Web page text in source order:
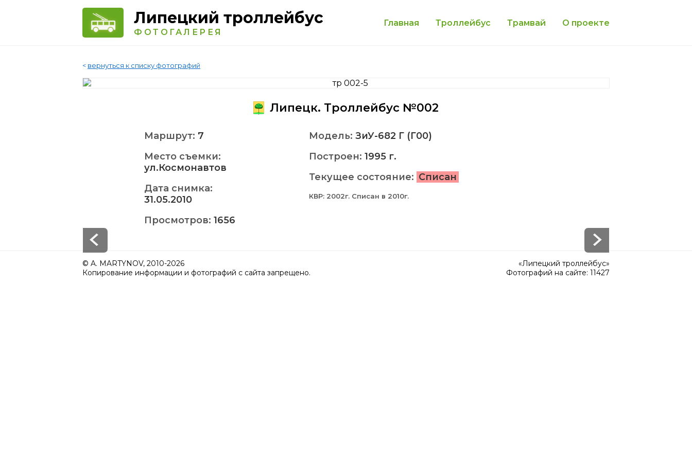
Липецкий троллейбус
ФОТОГАЛЕРЕЯ
Главная Троллейбус Трамвай О проекте
< вернуться к списку фотографий
Липецк. Троллейбус №002
Маршрут: 7
Место съемки:
ул.Космонавтов
Дата снимка:
31.05.2010
Просмотров: 1656
Модель: ЗиУ-682 Г (Г00)
Построен: 1995 г.
Текущее состояние: Списан
КВР: 2002г. Списан в 2010г.
© A. MARTYNOV, 2010-2026
Копирование информации и фотографий с сайта запрещено.
«Липецкий троллейбус»
Фотографий на сайте: 11427